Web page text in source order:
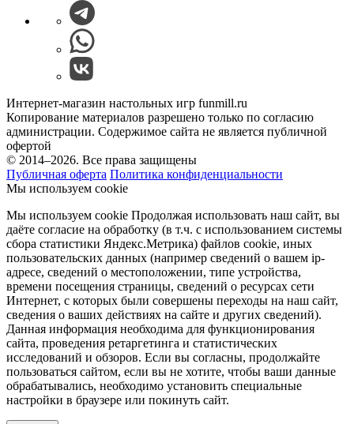
Интернет-магазин настольных игр funmill.ru
Копирование материалов разрешено только по согласию
администрации. Содержимое сайта не является публичной
офертой
© 2014–2026. Все права защищены
Публичная оферта Политика конфиденциальности
Мы используем cookie
Мы используем cookie Продолжая использовать наш cайт, вы
даёте согласие на обработку (в т.ч. с использованием системы
сбора статистики Яндекс.Метрика) файлов cookie, иных
пользовательских данных (например сведений о вашем ip-
адресе, сведений о местоположении, типе устройства,
времени посещения страницы, сведений о ресурсах сети
Интернет, с которых были совершены переходы на наш сайт,
сведения о ваших действиях на сайте и других сведений).
Данная информация необходима для функционирования
сайта, проведения ретаргетинга и статистических
исследований и обзоров. Если вы согласны, продолжайте
пользоваться сайтом, если вы не хотите, чтобы ваши данные
обрабатывались, необходимо установить специальные
настройки в браузере или покинуть сайт.